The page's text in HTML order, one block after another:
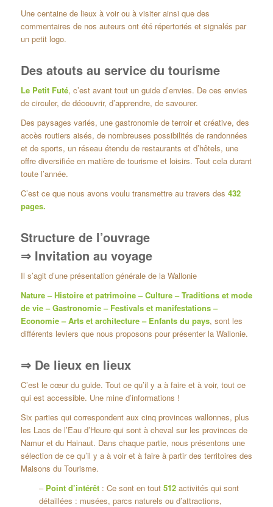
Une centaine de lieux à voir ou à visiter ainsi que des
commentaires de nos auteurs ont été répertoriés et signalés par
un petit logo.
Des atouts au service du tourisme
Le Petit Futé, c’est avant tout un guide d’envies. De ces envies
de circuler, de découvrir, d’apprendre, de savourer.
Des paysages variés, une gastronomie de terroir et créative, des
accès routiers aisés, de nombreuses possibilités de randonnées
et de sports, un réseau étendu de restaurants et d’hôtels, une
offre diversifiée en matière de tourisme et loisirs. Tout cela durant
toute l’année.
C’est ce que nous avons voulu transmettre au travers des 432
pages.
Structure de l’ouvrage
⇒ Invitation au voyage
Il s’agit d’une présentation générale de la Wallonie
Nature – Histoire et patrimoine – Culture – Traditions et mode
de vie – Gastronomie – Festivals et manifestations –
Economie – Arts et architecture – Enfants du pays, sont les
différents leviers que nous proposons pour présenter la Wallonie.
⇒ De lieux en lieux
C’est le cœur du guide. Tout ce qu’il y a à faire et à voir, tout ce
qui est accessible. Une mine d’informations !
Six parties qui correspondent aux cinq provinces wallonnes, plus
les Lacs de l’Eau d’Heure qui sont à cheval sur les provinces de
Namur et du Hainaut. Dans chaque partie, nous présentons une
sélection de ce qu’il y a à voir et à faire à partir des territoires des
Maisons du Tourisme.
– Point d’intérêt: Ce sont en tout 512activités qui sont
détaillées : musées, parcs naturels ou d’attractions,